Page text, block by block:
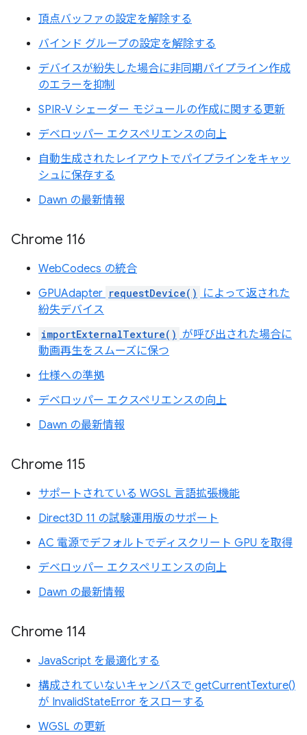
頂点バッファの設定を解除する
バインド グループの設定を解除する
デバイスが紛失した場合に非同期パイプライン作成
のエラーを抑制
SPIR-V シェーダー モジュールの作成に関する更新
デベロッパー エクスペリエンスの向上
自動生成されたレイアウトでパイプラインをキャッ
シュに保存する
Dawn の最新情報
Chrome 116
WebCodecs の統合
GPUAdapter requestDevice()
によって返された
紛失デバイス
importExternalTexture() が呼び出された場合に
動画再生をスムーズに保つ
仕様への準拠
デベロッパー エクスペリエンスの向上
Dawn の最新情報
Chrome 115
サポートされている WGSL 言語拡張機能
Direct3D 11 の試験運用版のサポート
AC 電源でデフォルトでディスクリート GPU を取得
デベロッパー エクスペリエンスの向上
Dawn の最新情報
Chrome 114
JavaScript を最適化する
構成されていないキャンバスで getCurrentTexture()
が InvalidStateError をスローする
WGSL の更新